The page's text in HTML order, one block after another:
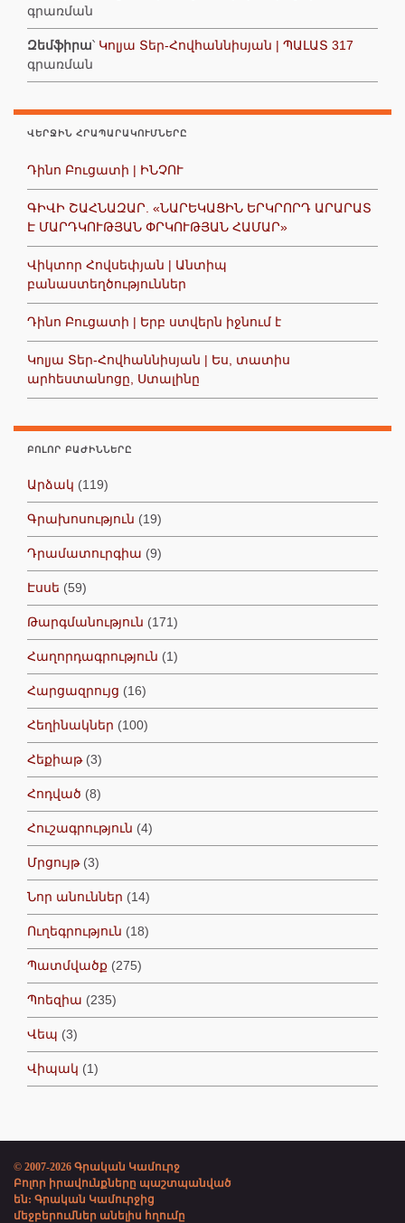
գրառման
Զեմֆիրա՝ Կոլյա Տեր-Հովհաննիսյան | ՊԱԼԱՏ 317
գրառման
ՎԵՐՋԻՆ ՀՐԱՊԱՐԱԿՈՒՄՆԵՐԸ
Դինո Բուցատի | ԻՆՉՈՒ
ԳԻՎԻ ՇԱՀՆԱԶԱՐ. «ՆԱՐԵԿԱՑԻՆ ԵՐԿՐՈՐԴ ԱՐԱՐԱՏ
Է ՄԱՐԴԿՈՒԹՅԱՆ ՓՐԿՈՒԹՅԱՆ ՀԱՄԱՐ»
Վիկտոր Հովսեփյան | Անտիպ
բանաստեղծություններ
Դինո Բուցատի | Երբ ստվերն իջնում է
Կոլյա Տեր-Հովհաննիսյան | Ես, տատիս
արհեստանոցը, Ստալինը
ԲՈԼՈՐ ԲԱԺԻՆՆԵՐԸ
Արձակ (119)
Գրախոսություն (19)
Դրամատուրգիա (9)
Էսսե (59)
Թարգմանություն (171)
Հաղորդագրություն (1)
Հարցազրույց (16)
Հեղինակներ (100)
Հեքիաթ(3)
Հոդված (8)
Հուշագրություն (4)
Մրցույթ(3)
Նոր անուններ (14)
Ուղեգրություն (18)
Պատմվածք (275)
Պոեզիա (235)
Վեպ (3)
Վիպակ (1)
© 2007-2026 Գրական Կամուրջ
Բոլոր իրավունքները պաշտպանված
են: Գրական Կամուրջից
մեջբերումներ անելիս հղումը